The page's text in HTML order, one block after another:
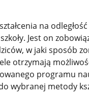
na
Jest on
w jaki sposób
otrzymają
programu
wybranej metody